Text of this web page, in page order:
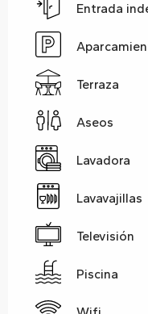
Entrada
Terraza
Aseos
Lavadora
Lavavajillas
Televisión
Piscina